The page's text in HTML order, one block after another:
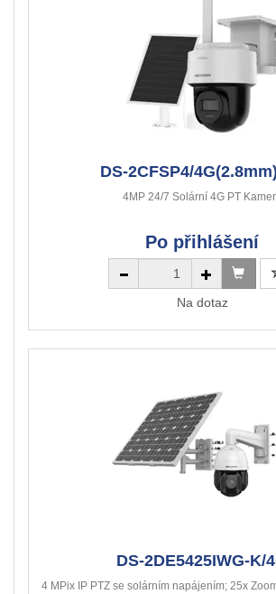
DS-2CFSP4/
4MP 24/7 Solární 4G PT
Po přihlášení
Na dotaz
DS-2DE5425IWG-K/
4 MPix IP PTZ se solárním napájením; 25x